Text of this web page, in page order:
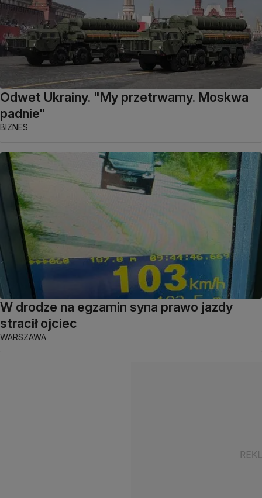
Odwet Ukrainy. "My przetrwamy. Moskwa
padnie"
BIZNES
W drodze na egzamin syna prawo jazdy
stracił ojciec
WARSZAWA